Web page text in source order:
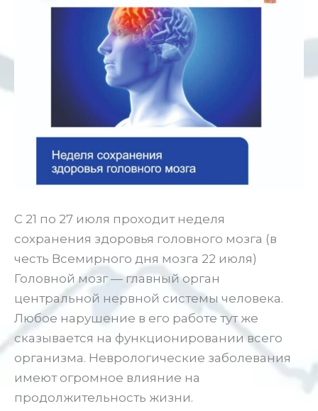
С 21 по 27 июля проходит неделя
сохранения здоровья головного мозга (в
честь Всемирного дня мозга 22 июля)
Головной мозг — главный орган
центральной нервной системы человека.
Любое нарушение в его работе тут же
сказывается на функционировании всего
организма. Неврологические заболевания
имеют огромное влияние на
продолжительность жизни.